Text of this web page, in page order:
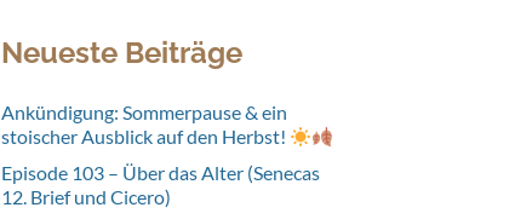
Neueste Beiträge
Ankündigung: Sommerpause & ein
stoischer Ausblick auf den Herbst!
Episode 103 – Über das Alter (Senecas
12. Brief und Cicero)